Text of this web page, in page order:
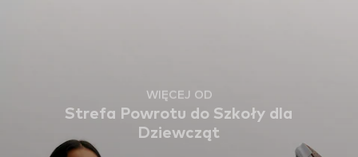
WIĘCEJ OD
Strefa Powrotu do Szkoły dla
Dziewcząt